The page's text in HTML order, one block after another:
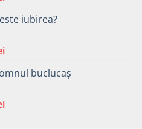
este:iubirea?
Prețul
este: buclucaș
Prețul